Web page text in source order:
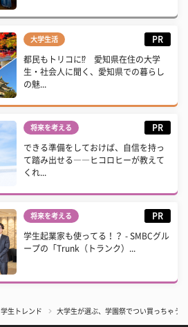
大学生活 PR
都民もトリコに⁉ 愛知県在住の大学
生・社会人に聞く、愛知県での暮らし
の魅...
将来を考える PR
できる準備をしておけば、自信を持っ
て踏み出せる――ヒコロヒーが教えて
くれ...
将来を考える PR
学生起業家も使ってる！？ - SMBCグル
ープの「Trunk（トランク）...
学生トレンド 大学生が選ぶ、学園祭でつい買っちゃう